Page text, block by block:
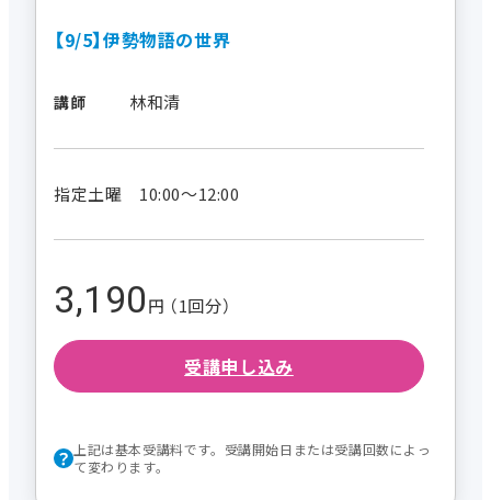
【9/5】伊勢物語の世界
講師 林和清
指定土曜 10:00～12:00
3,190円 （1回分）
受講申し込み
上記は基本受講料です。受講開始日または受講回数によっ
て変わります。